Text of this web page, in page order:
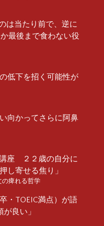
は当たり前で、逆に
最後まで食わない役
低下を招く可能性が
向かってさらに阿鼻
座 ２２歳の自分に
寄せる焦り」
の痺れる哲学
・TOEIC満点）が語
良い」